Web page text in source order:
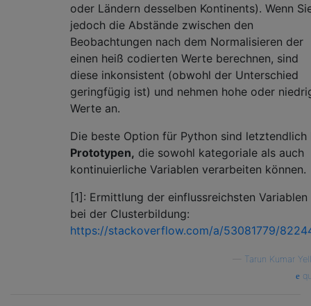
oder Ländern desselben Kontinents). Wenn
jedoch die Abstände zwischen den
Beobachtungen nach dem Normalisieren der
einen heiß codierten Werte berechnen, sind
diese inkonsistent (obwohl der Unterschied
geringfügig ist) und nehmen hohe oder
Werte an.
Die beste Option für Python sind letztendlich
Prototypen, die sowohl kategoriale als auch
kontinuierliche Variablen verarbeiten können.
[1]: Ermittlung der einflussreichsten Variablen
bei der Clusterbildung:
https://stackoverflow.com/a/53081779/
Tarun Kumar